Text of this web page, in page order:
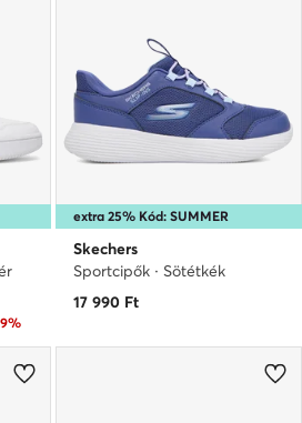
extra 25% Kód: SUMMER
Skechers
Sportcipők · Sötétkék
17 990 Ft